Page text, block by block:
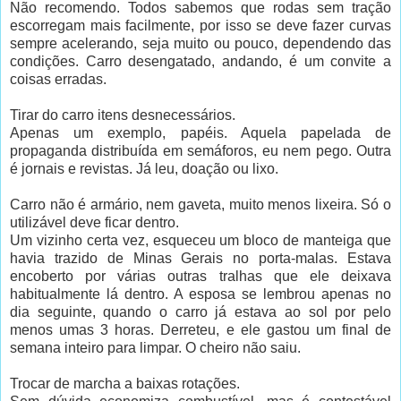
Não recomendo. Todos sabemos que rodas sem tração
escorregam mais facilmente, por isso se deve fazer curvas
sempre acelerando, seja muito ou pouco, dependendo das
condições. Carro desengatado, andando, é um convite a
coisas erradas.
Tirar do carro itens desnecessários.
Apenas um exemplo, papéis. Aquela papelada de
propaganda distribuída em semáforos, eu nem pego. Outra
é jornais e revistas. Já leu, doação ou lixo.
Carro não é armário, nem gaveta, muito menos lixeira. Só o
utilizável deve ficar dentro.
Um vizinho certa vez, esqueceu um bloco de manteiga que
havia trazido de Minas Gerais no porta-malas. Estava
encoberto por várias outras tralhas que ele deixava
habitualmente lá dentro. A esposa se lembrou apenas no
dia seguinte, quando o carro já estava ao sol por pelo
menos umas 3 horas. Derreteu, e ele gastou um final de
semana inteiro para limpar. O cheiro não saiu.
Trocar de marcha a baixas rotações.